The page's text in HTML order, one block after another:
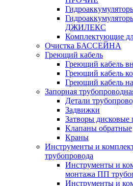
ДЖИЛЕКС
Комплектующие
Очистка БАССЕЙНА
Греющий кабель
Греющий кабель
Греющий кабель
Греющий кабель
Запорная
Детали
Задвижки
Затворы дисковые
Клапаны обратные
Краны
Инструменты и
трубопровода
Инструменты и
монтажа ПП
Инструменты и